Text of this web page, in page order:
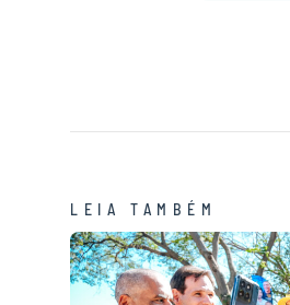
LEIA TAMBÉM